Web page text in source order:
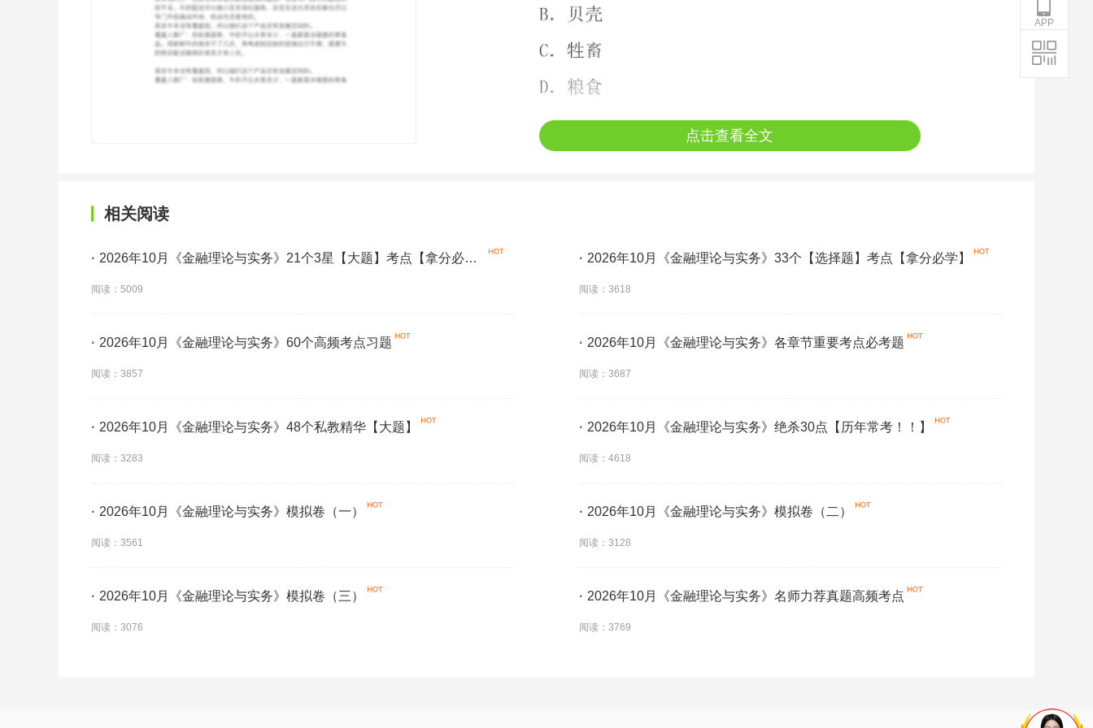
点击查看全文
相关阅读
· 2026年10月《金融理论与实务》21个3星【大题】考点【拿分必
背】
阅读：5009
· 2026年10月《金融理论与实务》33个【选择题】考点【拿分必学】
阅读：3618
· 2026年10月《金融理论与实务》60个高频考点习题
阅读：3857
· 2026年10月《金融理论与实务》各章节重要考点必考题
阅读：3687
· 2026年10月《金融理论与实务》48个私教精华【大题】
阅读：3283
· 2026年10月《金融理论与实务》绝杀30点【历年常考！！】
阅读：4618
· 2026年10月《金融理论与实务》模拟卷（一）
阅读：3561
· 2026年10月《金融理论与实务》模拟卷（二）
阅读：3128
· 2026年10月《金融理论与实务》模拟卷（三）
阅读：3076
· 2026年10月《金融理论与实务》名师力荐真题高频考点
阅读：3769
APP